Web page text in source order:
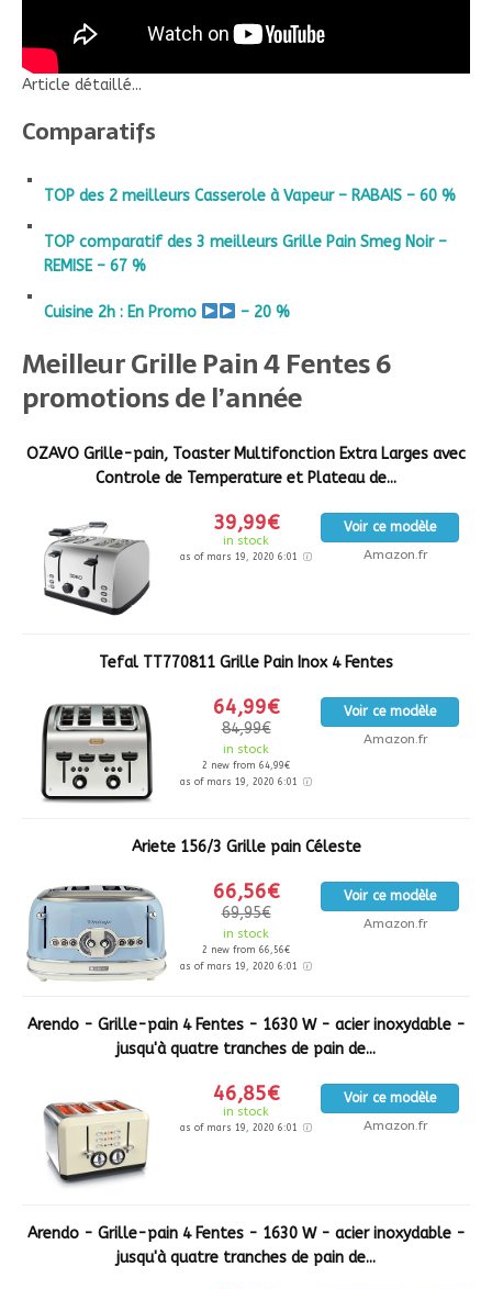
Article détaillé...
Comparatifs
TOP des 2 meilleurs Casserole à Vapeur – RABAIS – 60 %
TOP comparatif des 3 meilleurs Grille Pain Smeg Noir –
REMISE – 67 %
Cuisine 2h : En Promo – 20 %
Meilleur Grille Pain 4 Fentes 6
promotions de l’année
OZAVO Grille-pain, Toaster Multifonction Extra Larges avec
Controle de Temperature et Plateau de...
39,99€
in stock
as of mars 19, 2020 6:01
Voir ce modèle
Amazon.fr
Tefal TT770811 Grille Pain Inox 4 Fentes
64,99€
84,99€
in stock
2 new from 64,99€
as of mars 19, 2020 6:01
Voir ce modèle
Amazon.fr
Ariete 156/3 Grille pain Céleste
66,56€
69,95€
in stock
2 new from 66,56€
as of mars 19, 2020 6:01
Voir ce modèle
Amazon.fr
Arendo - Grille-pain 4 Fentes - 1630 W - acier inoxydable -
jusqu'à quatre tranches de pain de...
46,85€
in stock
as of mars 19, 2020 6:01
Voir ce modèle
Amazon.fr
Arendo - Grille-pain 4 Fentes - 1630 W - acier inoxydable -
jusqu'à quatre tranches de pain de...